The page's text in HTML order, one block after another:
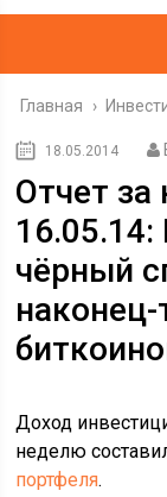
Главная ›
18.05.2014
Отчет
16.05.14:
чёрный
Доход
неделю
портфеля.